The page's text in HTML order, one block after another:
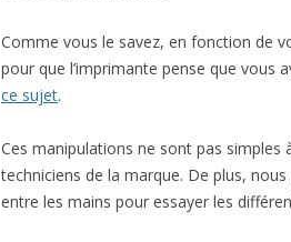
Comme vous le savez, en fonction de
pour que l’imprimante pense que vous
ce sujet.
Ces manipulations ne sont pas
techniciens de la marque. De plus, nous
entre les mains pour essayer les